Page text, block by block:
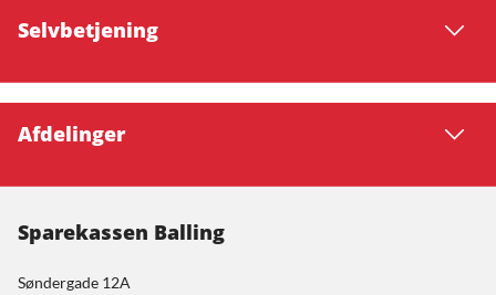
Selvbetjening
Afdelinger
Sparekassen Balling
Søndergade 12A